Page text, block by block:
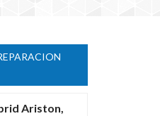
Ariston,